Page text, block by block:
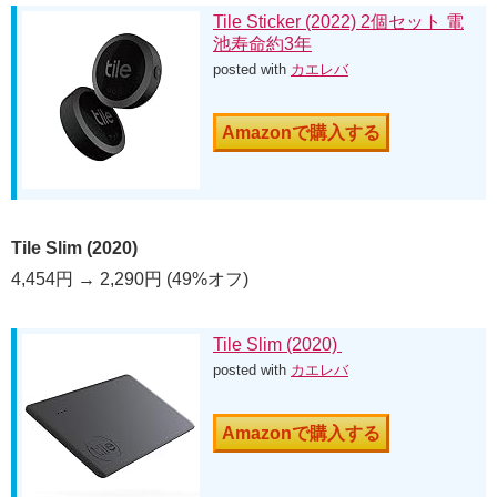
Tile Sticker (2022) 2個セット 電
池寿命約3年
posted with カエレバ
Amazonで購入する
Tile Slim (2020)
4,454円 → 2,290円 (49%オフ)
Tile Slim (2020)
posted with カエレバ
Amazonで購入する